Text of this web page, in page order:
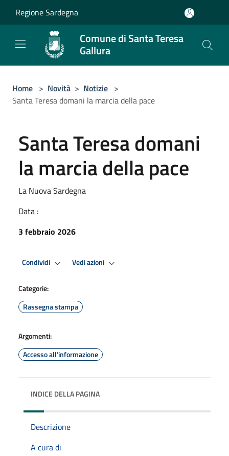
Regione Sardegna
Comune di Santa Teresa
Gallura
Home > Novità > Notizie >
Santa Teresa domani la marcia della pace
Santa Teresa domani
la marcia della pace
La Nuova Sardegna
Data :
3 febbraio 2026
Condividi Vedi azioni
Categorie:
Rassegna stampa
Argomenti:
Accesso all'informazione
INDICE DELLA PAGINA
Descrizione
A cura di